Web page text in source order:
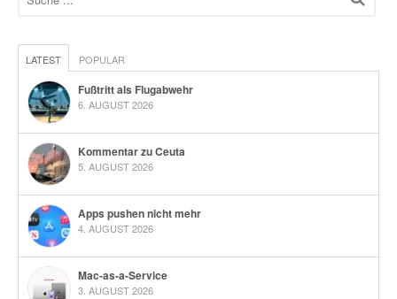
LATEST POPULAR
Fußtritt als Flugabwehr
6. AUGUST 2026
Kommentar zu Ceuta
5. AUGUST 2026
Apps pushen nicht mehr
4. AUGUST 2026
Mac-as-a-Service
3. AUGUST 2026